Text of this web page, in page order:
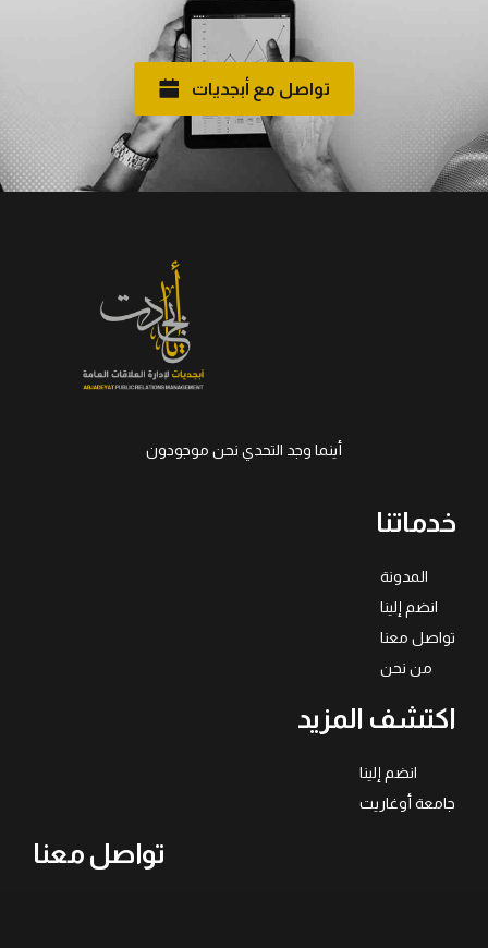
تواصل مع أبجديات
أينما وجد التحدي نحن موجودون
خدماتنا
المدونة
انضم إلينا
تواصل معنا
من نحن
اكتشف المزيد
انضم إلينا
جامعة أوغاريت
تواصل معنا